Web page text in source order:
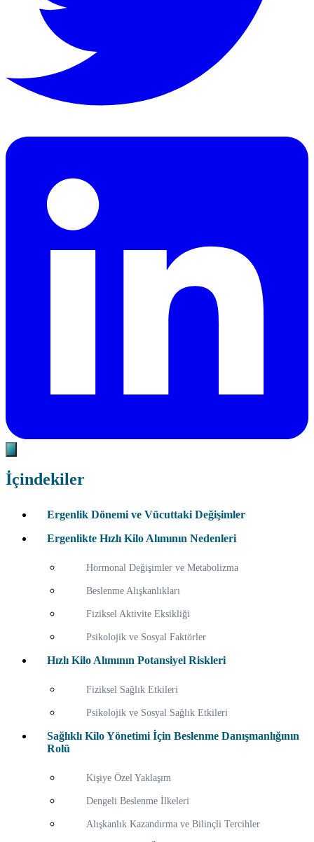
İçindekiler
Ergenlik Dönemi ve Vücuttaki Değişimler
Ergenlikte Hızlı Kilo Alımının Nedenleri
Hormonal Değişimler ve Metabolizma
Beslenme Alışkanlıkları
Fiziksel Aktivite Eksikliği
Psikolojik ve Sosyal Faktörler
Hızlı Kilo Alımının Potansiyel Riskleri
Fiziksel Sağlık Etkileri
Psikolojik ve Sosyal Sağlık Etkileri
Sağlıklı Kilo Yönetimi İçin Beslenme Danışmanlığının
Rolü
Kişiye Özel Yaklaşım
Dengeli Beslenme İlkeleri
Alışkanlık Kazandırma ve Bilinçli Tercihler